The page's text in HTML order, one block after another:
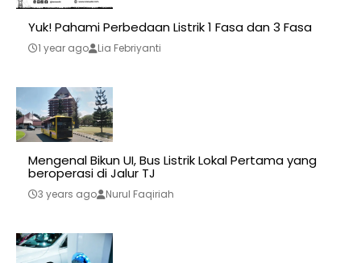
Yuk! Pahami Perbedaan Listrik 1 Fasa dan 3 Fasa
1 year ago Lia Febriyanti
Mengenal Bikun UI, Bus Listrik Lokal Pertama yang
beroperasi di Jalur TJ
3 years ago Nurul Faqiriah